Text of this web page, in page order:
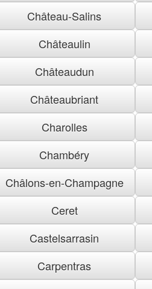
Château-Salins
Châteaulin
Châteaudun
Châteaubriant
Charolles
Chambéry
Châlons-en-Champagne
Ceret
Castelsarrasin
Carpentras